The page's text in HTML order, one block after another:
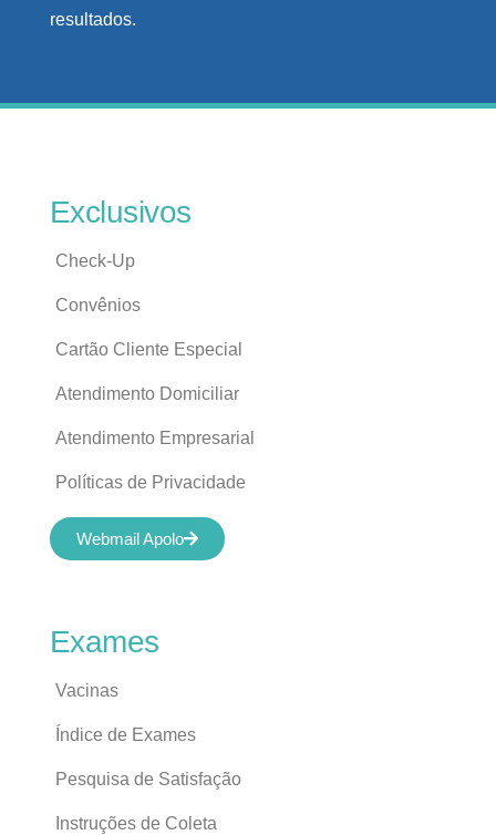
resultados.
Exames
Vacinas
Índice de Exames
Pesquisa de Satisfação
Instruções de Coleta
Exclusivos
Check-Up
Convênios
Cartão Cliente Especial
Atendimento Domiciliar
Atendimento Empresarial
Políticas de Privacidade
Webmail Apolo